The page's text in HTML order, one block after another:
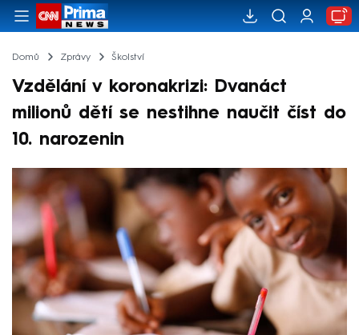
Domů Zprávy Školství
Vzdělání v koronakrizi: Dvanáct
milionů dětí se nestihne naučit číst do
10. narozenin